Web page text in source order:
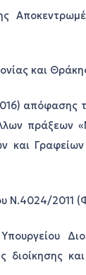
και
απόφασης
πράξεων
και
Ν.4024/2011
διοίκησης